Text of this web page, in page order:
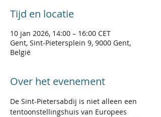
Tijd en locatie
10 jan 2026, 14:00 – 16:00 CET
Gent, Sint-Pietersplein 9, 9000 Gent,
België
Over het evenement
De Sint-Pietersabdij is niet alleen een
tentoonstellingshuis van Europees